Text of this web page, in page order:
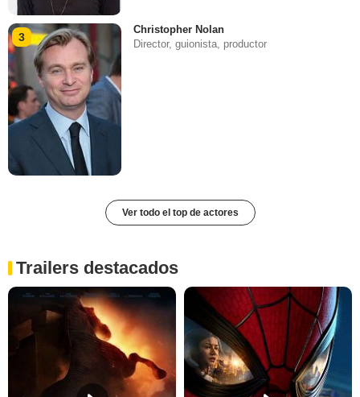
3
Christopher Nolan
Director, guionista, productor
Ver todo el top de actores
Trailers destacados